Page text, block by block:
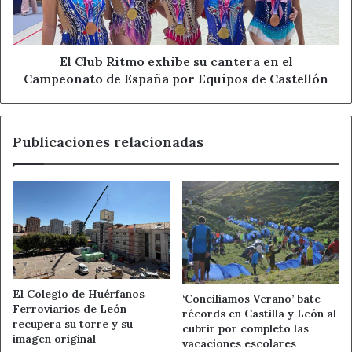
virtual en su entorno web, diseñada para que los usuarios
asuman retos interactivos y los difundan en redes
sociales bajo las etiquetas oficiales, extendiendo el
alcance de la campaña más allá de las zonas de baño.
campaña solidaria mojate
discapacidad en jovenes
donaciones esclerosis multiple
esclerosis multiple españa
fundacio esclerosi multiple
mojate por la esclerosis multiple
puntos mojate 2026
en
Campeonato
España
Castellón
El Club Ritmo exhibe su cantera en el
Campeonato de España por Equipos de Castellón
Publicaciones relacionadas
El Colegio de Huérfanos
Ferroviarios de León
recupera su torre y su
imagen original
‘Conciliamos Verano’ bate
récords en Castilla y León al
cubrir por completo las
vacaciones escolares